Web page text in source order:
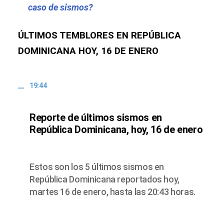
caso de sismos?
ÚLTIMOS TEMBLORES EN REPÚBLICA
DOMINICANA HOY, 16 DE ENERO
19:44
Reporte de últimos sismos en
República Dominicana, hoy, 16 de enero
Estos son los 5 últimos sismos en
República Dominicana reportados hoy,
martes 16 de enero, hasta las 20:43 horas.